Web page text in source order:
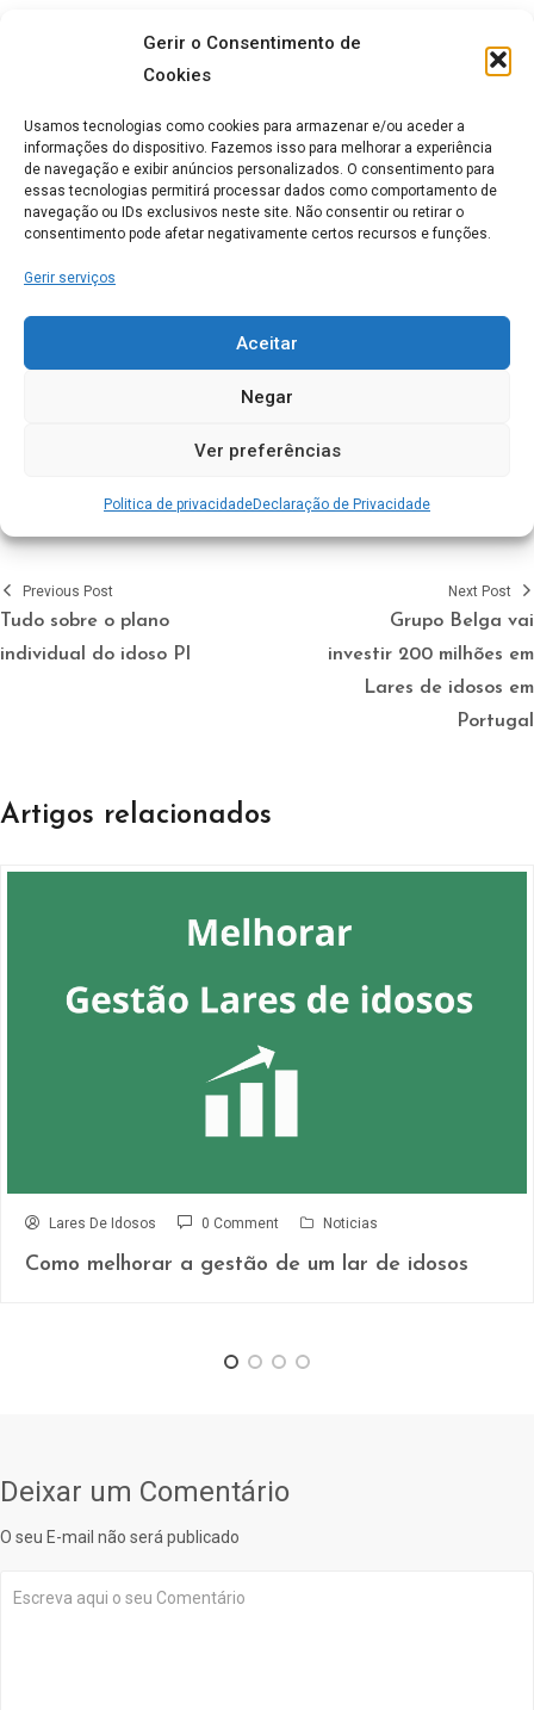
Gerir o Consentimento de
Cookies
Usamos tecnologias como cookies para armazenar e/ou aceder a
informações do dispositivo. Fazemos isso para melhorar a experiência
de navegação e exibir anúncios personalizados. O consentimento para
essas tecnologias permitirá processar dados como comportamento de
navegação ou IDs exclusivos neste site. Não consentir ou retirar o
consentimento pode afetar negativamente certos recursos e funções.
Gerir serviços
Aceitar
Negar
Ver preferências
Politica de privacidadeDeclaração de Privacidade
Quanto vou receber?
O que tem de ter referencia, para saber qual o valor que vai receber
mensalmente, é o valor que falta aos seus rendimentos para atingir os
5175,82€ caso seja solteiro.
4000€ ano vai recber os 1175€ a dividir pelos 12 meses ou seja cerca
de 97 € mês a mais.
Por isso consulte a informação relativa a candidatura a este
complemento pois pode fazer a diferença no seu orçamento.
Previous Post
Tudo sobre o plano
individual do idoso PI
Next Post
Grupo Belga vai
investir 200 milhões em
Lares de idosos em
Portugal
Artigos relacionados
Lares De Idosos 0 Comment Noticias
Como melhorar a gestão de um lar de idosos
Deixar um Comentário
O seu E-mail não será publicado